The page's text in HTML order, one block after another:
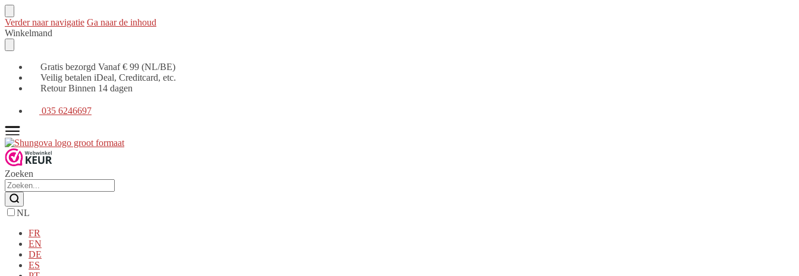
Verder naar navigatie Ga naar de inhoud
Winkelmand
Gratis bezorgd Vanaf € 99 (NL/BE)
Veilig betalen iDeal, Creditcard, etc.
Retour Binnen 14 dagen
035 6246697
Zoeken
NL
FR
EN
DE
ES